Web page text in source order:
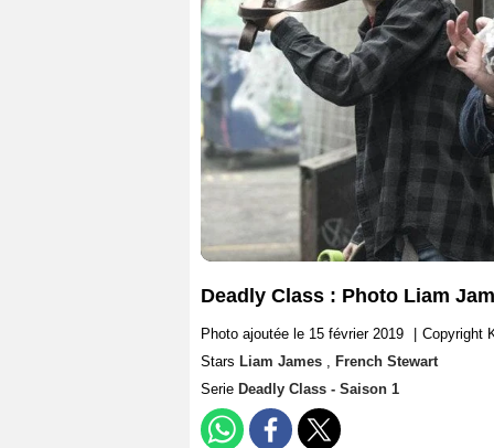
Deadly Class : Photo Liam
Photo ajoutée le 15 février 2019
Copyright
Stars Liam James , French Stewart
Serie Deadly Class - Saison 1